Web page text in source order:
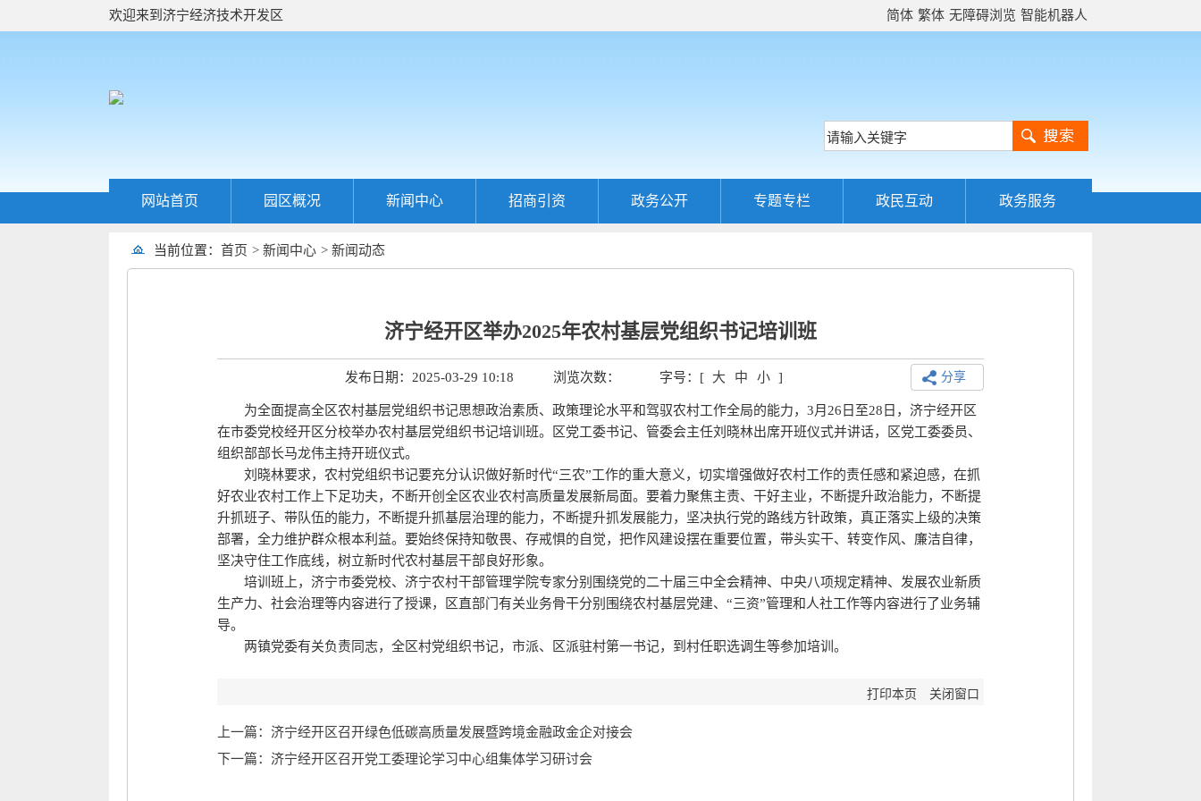
欢迎来到济宁经济技术开发区 智能机器人
无障碍浏览
繁体
简体
网站首页 园区概况 新闻中心 招商引资 政务公开 专题专栏 政民互动 政务服务
当前位置： 首页 > 新闻中心 > 新闻动态
济宁经开区举办2025年农村基层党组织书记培训班
发布日期：2025-03-29 10:18 浏览次数： 字号：[ 大 中 小 ] 分享
为全面提高全区农村基层党组织书记思想政治素质、政策理论水平和驾驭农村工作全局的能力，3月26日至28日，济宁经开区
在市委党校经开区分校举办农村基层党组织书记培训班。区党工委书记、管委会主任刘晓林出席开班仪式并讲话，区党工委委员、
组织部部长马龙伟主持开班仪式。
刘晓林要求，农村党组织书记要充分认识做好新时代“三农”工作的重大意义，切实增强做好农村工作的责任感和紧迫感，在抓
好农业农村工作上下足功夫，不断开创全区农业农村高质量发展新局面。‌要着力聚焦主责、干好主业，不断提升政治能力，不断提
升抓班子、带队伍的能力，不断提升抓基层治理的能力，不断提升抓发展能力，坚决执行党的路线方针政策，真正落实上级的决策
部署，全力维护群众根本利益。要始终保持知敬畏、存戒惧的自觉，把作风建设摆在重要位置，带头实干、转变作风、廉洁自律，
坚决守住工作底线，树立新时代农村基层干部良好形象。
培训班上，济宁市委党校、济宁农村干部管理学院专家分别围绕党的二十届三中全会精神、中央八项规定精神、发展农业新质
生产力、社会治理等内容进行了授课，区直部门有关业务骨干分别围绕农村基层党建、“三资”管理和人社工作等内容进行了业务辅
导。
两镇党委有关负责同志，全区村党组织书记，市派、区派驻村第一书记，到村任职选调生等参加培训。
打印本页 关闭窗口
上一篇：济宁经开区召开绿色低碳高质量发展暨跨境金融政金企对接会
下一篇：济宁经开区召开党工委理论学习中心组集体学习研讨会